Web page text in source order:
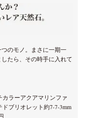
のモノ。まさに一期一
たら、その時手に入れて
カラーアクアマリンファ
ドブリオレット約7-7-3mm